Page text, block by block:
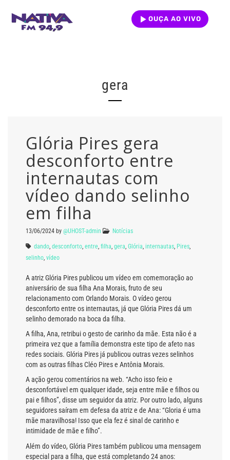
OUÇA AO VIVO
gera
Glória Pires gera
desconforto entre
internautas com
vídeo dando selinho
em filha
13/06/2024 by @UHOST-admin Notícias
dando desconforto entre filha gera Glória internautas Pires
selinho vídeo
A atriz Glória Pires publicou um vídeo em comemoração ao
aniversário de sua filha Ana Morais, fruto de seu
relacionamento com Orlando Morais. O vídeo gerou
desconforto entre os internautas, já que Glória Pires dá um
selinho demorado na boca da filha.
A filha, Ana, retribui o gesto de carinho da mãe. Esta não é a
primeira vez que a família demonstra este tipo de afeto nas
redes sociais. Glória Pires já publicou outras vezes selinhos
com as outras filhas Cléo Pires e Antônia Morais.
A ação gerou comentários na web. “Acho isso feio e
desconfortável em qualquer idade, seja entre mãe e filhos ou
pai e filhos”, disse um seguidor da atriz. Por outro lado, alguns
seguidores saíram em defesa da atriz e de Ana: “Gloria é uma
mãe maravilhosa! Isso que ela fez é sinal de carinho e
intimidade de mãe e filho”.
Além do vídeo, Glória Pires também publicou uma mensagem
especial para a filha, que está completando 24 anos: